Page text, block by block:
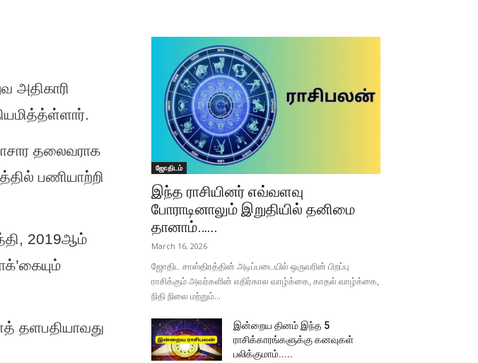
அதிகாரி
தலைவராக
பணியாற்றி
2019ஆம்
தளபதியாவது
ஜோதிடம்
இந்த ராசியினர் எவ்வளவு
போராடினாலும் இறுதியில் தனிமை
தானாம்…...
March 16, 2026
ஜோதிட சாஸ்திரத்தின் அடிப்படையில் ஒருவரின் பிறப்பு
ராசிக்கும் அவர்களின் எதிர்கால வாழ்க்கை, காதல் வாழ்க்கை,
நிதி நிலை மற்றும்...
இன்றைய தினம் இந்த 5
ராசிக்காரங்களுக்கு கனவுகள்
பலிக்குமாம்.....